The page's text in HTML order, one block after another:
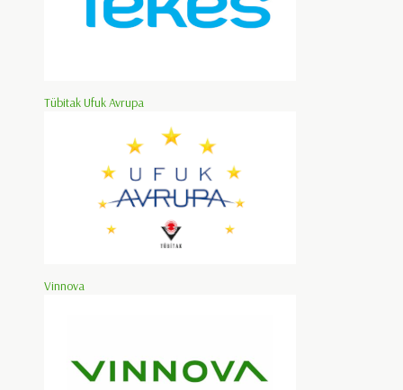
Tübitak Ufuk Avrupa
Vinnova